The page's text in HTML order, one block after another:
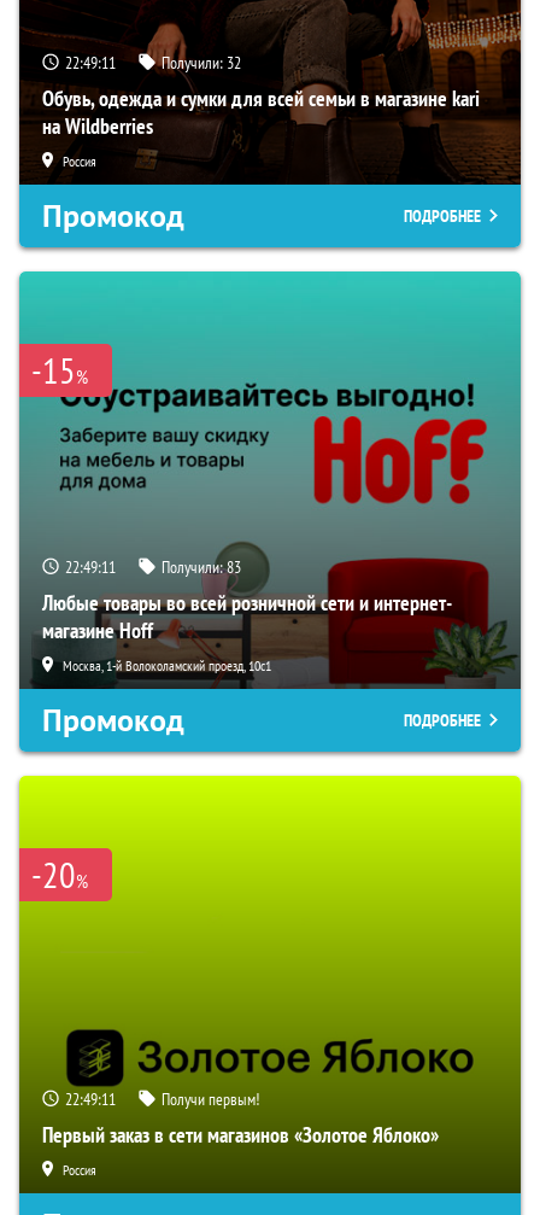
22:49:10 Получили: 32
Обувь, одежда и сумки для всей семьи в магазине kari
на Wildberries
Россия
Промокод ПОДРОБНЕЕ
-15%
22:49:10 Получили:83
Любые товары во всей розничной сети и интернет-
магазине Hoff
Москва, 1-й Волоколамский проезд, 10с1
Промокод ПОДРОБНЕЕ
-20%
22:49:10 Получи первым!
Первый заказ в сети магазинов «Золотое Яблоко»
Россия